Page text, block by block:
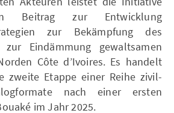
Beitrag zur Entwicklung
zur Bekämpfung des
Eindämmung gewaltsamen
Côte d’Ivoires. Es handelt
zweite Etappe einer Reihe zivil-
nach einer ersten
im Jahr 2025.